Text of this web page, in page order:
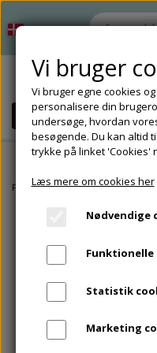
Tilbehør til
Opbevaring til
Forside Tosprogsundervisning
Vi bruger
Vi bruger egne cookies
personalisere din
undersøge, hvordan
besøgende. Du kan altid
trykke på linket 'Cookies'
Læs mere om cookies her
Nødvendige
Funktionelle
Statistik
Marketing